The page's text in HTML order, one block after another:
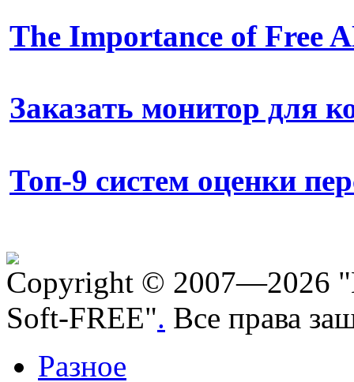
The Importance of Free
Заказать монитор для
Топ-9 систем оценки
Copyright © 2007—2026
Soft-FREE". Все права
Разное